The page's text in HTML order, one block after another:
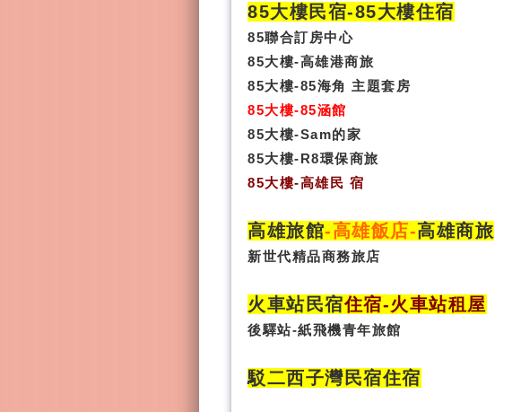
85大樓民宿-85大樓住宿
85聯合訂房中心
85大樓-高雄港商旅
85大樓-85海角 主題套房
85大樓-85涵館
85大樓-Sam的家
85大樓-R8環保商旅
85大樓-高雄民 宿
高雄旅館-高雄飯店-高雄商旅
新世代精品商務旅店
火車站民宿住宿-火車站租屋
後驛站-紙飛機青年旅館
駁二西子灣民宿住宿